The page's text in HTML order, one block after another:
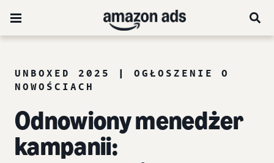
UNBOXED 2025 | OGŁOSZENIE O
NOWOŚCIACH
Odnowiony menedżer
kampanii: